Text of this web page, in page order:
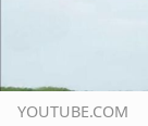
YOUTUBE.COM